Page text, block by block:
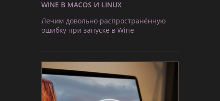
WINE В MACOS И LINUX
Лечим довольно распространённую
ошибку при запуске в Wine